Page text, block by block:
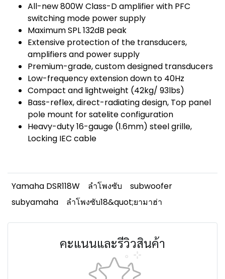
All-new 800W Class-D amplifier with PFC
switching mode power supply
Maximum SPL 132dB peak
Extensive protection of the transducers,
amplifiers and power supply
Premium-grade, custom designed transducers
Low-frequency extension down to 40Hz
Compact and lightweight (42kg/ 93lbs)
Bass-reflex, direct-radiating design, Top panel
pole mount for satelite configuration
Heavy-duty 16-gauge (1.6mm) steel grille,
Locking IEC cable
Yamaha DSR118W ลำโพงซับ
subwoofer
subyamaha
ลำโพงซับ18&quot;ยามาฮ่า
คะแนนและรีวิวสินค้า